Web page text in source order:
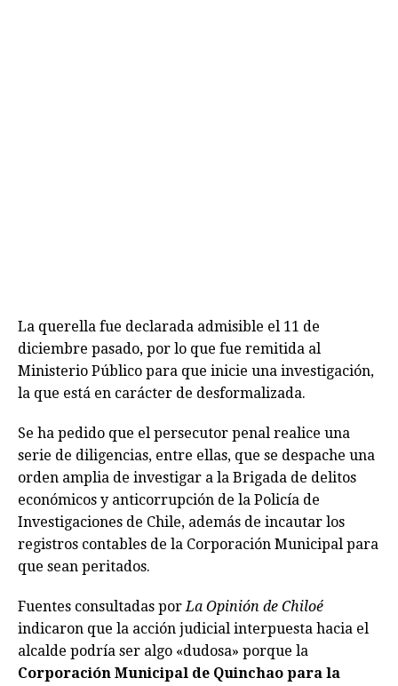
La querella fue declarada admisible el 11 de
diciembre pasado, por lo que fue remitida al
Ministerio Público para que inicie una investigación,
la que está en carácter de desformalizada.
Se ha pedido que el persecutor penal realice una
serie de diligencias, entre ellas, que se despache una
orden amplia de investigar a la Brigada de delitos
económicos y anticorrupción de la Policía de
Investigaciones de Chile, además de incautar los
registros contables de la Corporación Municipal para
que sean peritados.
Fuentes consultadas porLa Opinión de Chiloé
indicaron que la acción judicial interpuesta hacia el
alcalde podría ser algo «dudosa» porque la
Corporación Municipal de Quinchao para la